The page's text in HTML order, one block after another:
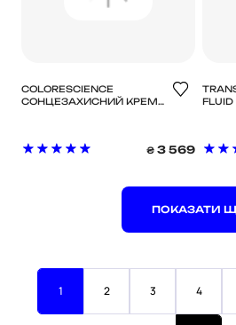
COLORESCIENCE
СОНЦЕЗАХИСНИЙ КРЕМ
SUNFORGETTABLE TOTAL
₴ 3 569
ПОКАЗАТИ
1 2 3 4